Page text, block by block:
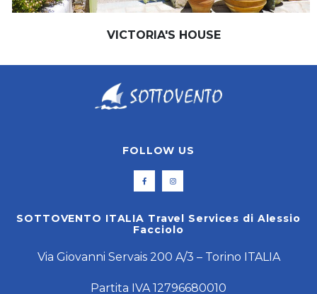
VICTORIA'S HOUSE
FOLLOW US
SOTTOVENTO ITALIA Travel Services di Alessio
Facciolo
Via Giovanni Servais 200 A/3 – Torino ITALIA
Partita IVA 12796680010